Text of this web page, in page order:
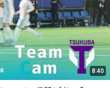
8:40